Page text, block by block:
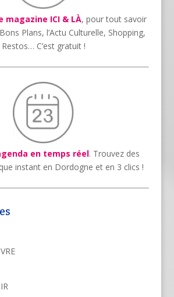
magazine ICI & LÀ, pour tout savoir
Plans, l’Actu Culturelle, Shopping,
Restos… C’est gratuit !
en temps réel. Trouvez des
instant en Dordogne et en 3 clics !